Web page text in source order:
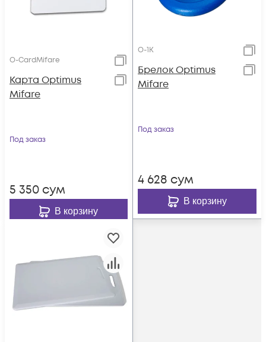
O-CardMifare
Карта Optimus
Mifare
Под заказ
5 350 сум
В корзину
O-1K
Брелок Optimus
Mifare
Под заказ
4 628 сум
В корзину